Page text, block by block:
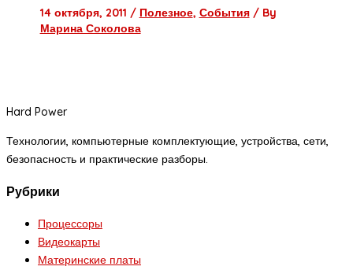
14 октября, 2011 / Полезное, События/ By
Марина Соколова
Hard Power
Технологии, компьютерные комплектующие, устройства, сети,
безопасность и практические разборы.
Рубрики
Процессоры
Видеокарты
Материнские платы